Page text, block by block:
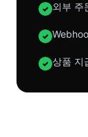
✓ 외부 주
✓
✓ 상품 지